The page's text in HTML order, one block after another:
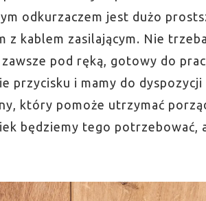
odkurzaczem jest dużo
z kablem zasilającym. Nie
zawsze pod ręką, gotowy do
przycisku i mamy do
który pomoże utrzymać
będziemy tego potrzebować,